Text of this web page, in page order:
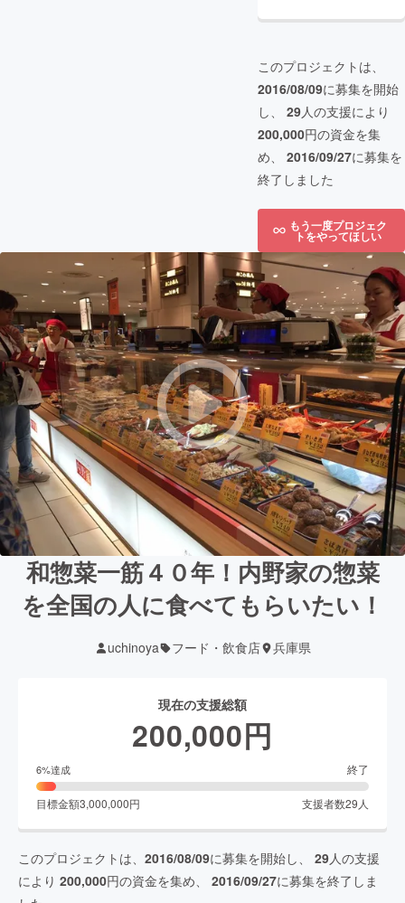
このプロジェクトは、
2016/08/09に募集を開始
し、 29人の支援により
200,000円の資金を集
め、 2016/09/27に募集を
終了しました
もう一度プロジェク
トをやってほしい
和惣菜一筋４０年！内野家の惣菜
を全国の人に食べてもらいたい！
uchinoya フード・飲食店 兵庫県
現在の支援総額
200,000円
6%達成 終了
目標金額3,000,000円 支援者数29 人
このプロジェクトは、 2016/08/09に募集を開始し、 29人の支援
により 200,000円の資金を集め、 2016/09/27に募集を終了しま